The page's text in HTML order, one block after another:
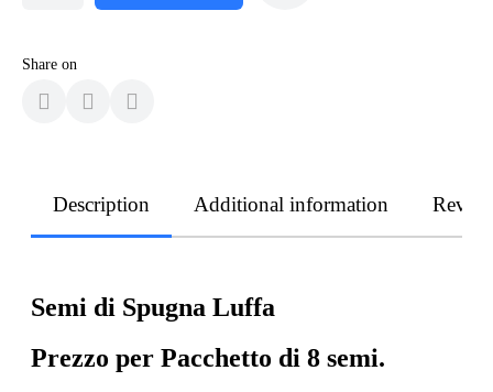
Share on
Description Additional information
Semi di Spugna Luffa
Prezzo per Pacchetto di 8 semi.